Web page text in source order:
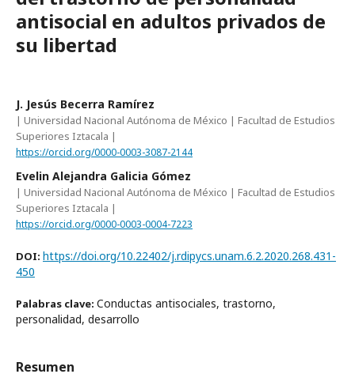
antisocial en adultos privados de
su libertad
J. Jesús Becerra Ramírez
| Universidad Nacional Autónoma de México | Facultad de Estudios
Superiores Iztacala |
https://orcid.org/0000-0003-3087-2144
Evelin Alejandra Galicia Gómez
| Universidad Nacional Autónoma de México | Facultad de Estudios
Superiores Iztacala |
https://orcid.org/0000-0003-0004-7223
DOI: https://doi.org/10.22402/j.rdipycs.unam.6.2.2020.268.431-
450
Palabras clave: Conductas antisociales, trastorno,
personalidad, desarrollo
Resumen